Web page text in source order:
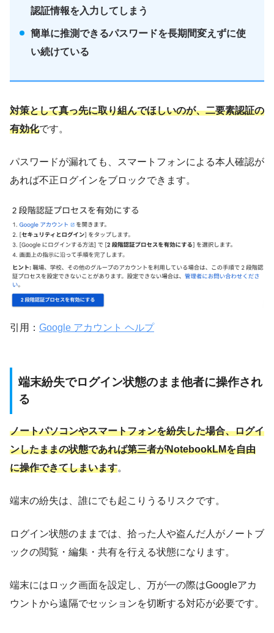
認証情報を入力してしまう
簡単に推測できるパスワードを長期間変えずに使
い続けている
対策として真っ先に取り組んでほしいのが、二要素認証の
有効化です。
パスワードが漏れても、スマートフォンによる本人確認が
あれば不正ログインをブロックできます。
引用： Google アカウント ヘルプ
端末紛失でログイン状態のまま他者に操作され
る
ノートパソコンやスマートフォンを紛失した場合、ログイ
ンしたままの状態であれば第三者がNotebookLMを自由
に操作できてしまいます。
端末の紛失は、誰にでも起こりうるリスクです。
ログイン状態のままでは、拾った人や盗んだ人がノートブ
ックの閲覧・編集・共有を行える状態になります。
端末にはロック画面を設定し、万が一の際はGoogleアカ
ウントから遠隔でセッションを切断する対応が必要です。